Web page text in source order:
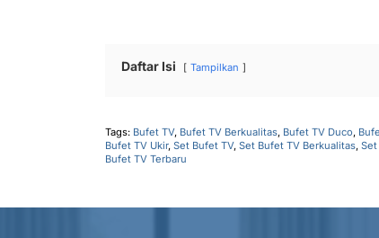
Daftar Isi Tampilkan
Tags: Bufet TV, Bufet TV Berkualitas, Bufet TV Duco,
Bufet TV Ukir, Set Bufet TV, Set Bufet TV Berkualitas,
Bufet TV Terbaru